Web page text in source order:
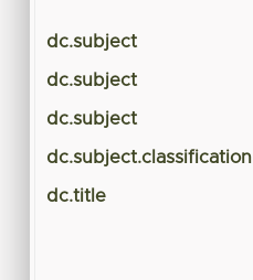
dc.subject
dc.subject
dc.subject
dc.subject.classification
dc.title